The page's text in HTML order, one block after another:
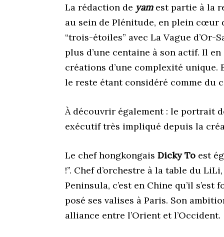
La rédaction de yamest partie à la
au sein de Plénitude, en plein cœur
“trois-étoiles” avec La Vague d’Or-
plus d’une centaine à son actif. Il
créations d’une complexité unique.
le reste étant considéré comme du
À découvrir également : le portrait
exécutif très impliqué depuis la
Le chef hongkongais Dicky To est
!”. Chef d’orchestre à la table du
Peninsula, c’est en Chine qu’il
posé ses valises à Paris. Son
alliance entre l’Orient et l’Occident.